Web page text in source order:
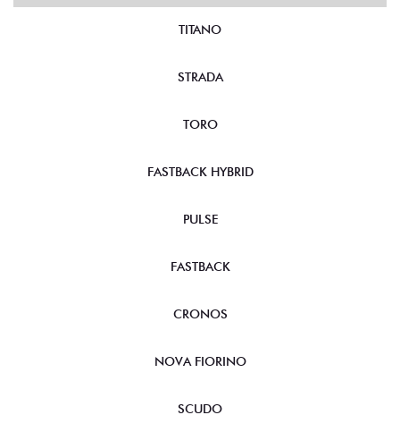
TITANO
STRADA
TORO
FASTBACK HYBRID
PULSE
FASTBACK
CRONOS
NOVA FIORINO
SCUDO